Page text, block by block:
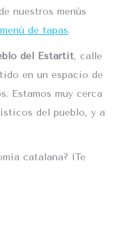
nuestros menús
menú de tapas.
del Estartit, calle
en un espacio de
Estamos muy cerca
del pueblo, y a
catalana? ¡Te